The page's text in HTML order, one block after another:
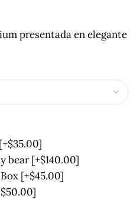
presentada en elegante
[+$35.00]
bear[+$140.00]
[+$45.00]